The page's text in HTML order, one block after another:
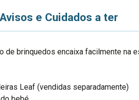
Avisos e Cuidados a ter
de brinquedos encaixa facilmente na
Leaf (vendidas separadamente)